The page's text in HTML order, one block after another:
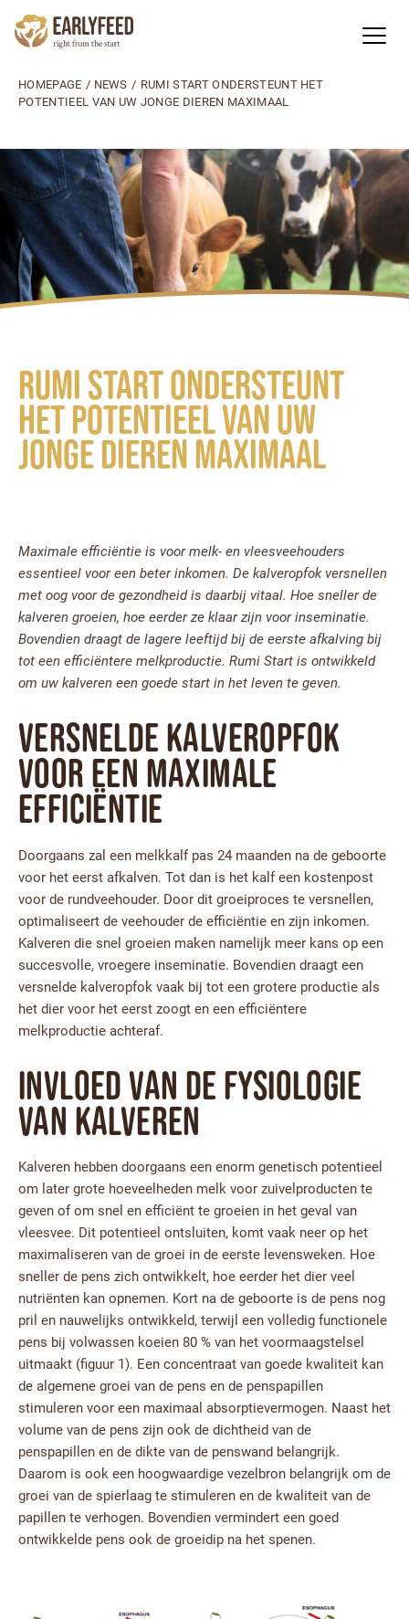
HOMEPAGE / NEWS / RUMI START ONDERSTEUNT HET
POTENTIEEL VAN UW JONGE DIEREN MAXIMAAL
Rumi Start ondersteunt
het potentieel van uw
jonge dieren maximaal
Maximale efficiëntie is voor melk- en vleesveehouders
essentieel voor een beter inkomen. De kalveropfok versnellen
met oog voor de gezondheid is daarbij vitaal. Hoe sneller de
kalveren groeien, hoe eerder ze klaar zijn voor inseminatie.
Bovendien draagt de lagere leeftijd bij de eerste afkalving bij
tot een efficiëntere melkproductie. Rumi Start is ontwikkeld
om uw kalveren een goede start in het leven te geven.
Versnelde kalveropfok
voor een maximale
efficiëntie
Doorgaans zal een melkkalf pas 24 maanden na de geboorte
voor het eerst afkalven. Tot dan is het kalf een kostenpost
voor de rundveehouder. Door dit groeiproces te versnellen,
optimaliseert de veehouder de efficiëntie en zijn inkomen.
Kalveren die snel groeien maken namelijk meer kans op een
succesvolle, vroegere inseminatie. Bovendien draagt een
versnelde kalveropfok vaak bij tot een grotere productie als
het dier voor het eerst zoogt en een efficiëntere
melkproductie achteraf.
Invloed van de fysiologie
van kalveren
Kalveren hebben doorgaans een enorm genetisch potentieel
om later grote hoeveelheden melk voor zuivelproducten te
geven of om snel en efficiënt te groeien in het geval van
vleesvee. Dit potentieel ontsluiten, komt vaak neer op het
maximaliseren van de groei in de eerste levensweken. Hoe
sneller de pens zich ontwikkelt, hoe eerder het dier veel
nutriënten kan opnemen. Kort na de geboorte is de pens nog
pril en nauwelijks ontwikkeld, terwijl een volledig functionele
pens bij volwassen koeien 80 % van het voormaagstelsel
uitmaakt (figuur 1). Een concentraat van goede kwaliteit kan
de algemene groei van de pens en de penspapillen
stimuleren voor een maximaal absorptievermogen. Naast het
volume van de pens zijn ook de dichtheid van de
penspapillen en de dikte van de penswand belangrijk.
Daarom is ook een hoogwaardige vezelbron belangrijk om de
groei van de spierlaag te stimuleren en de kwaliteit van de
papillen te verhogen. Bovendien vermindert een goed
ontwikkelde pens ook de groeidip na het spenen.